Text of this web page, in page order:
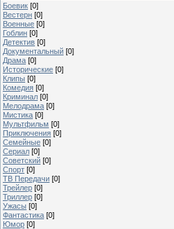
Боевик [0]
Вестерн [0]
Военные [0]
Гоблин [0]
Детектив [0]
Документальный [0]
Драма [0]
Исторические [0]
Клипы [0]
Комедия [0]
Криминал [0]
Мелодрама [0]
Мистика [0]
Мультфильм [0]
Приключения [0]
Семейные [0]
Сериал [0]
Советский [0]
Спорт [0]
ТВ Передачи [0]
Трейлер [0]
Триллер [0]
Ужасы [0]
Фантастика [0]
Юмор [0]